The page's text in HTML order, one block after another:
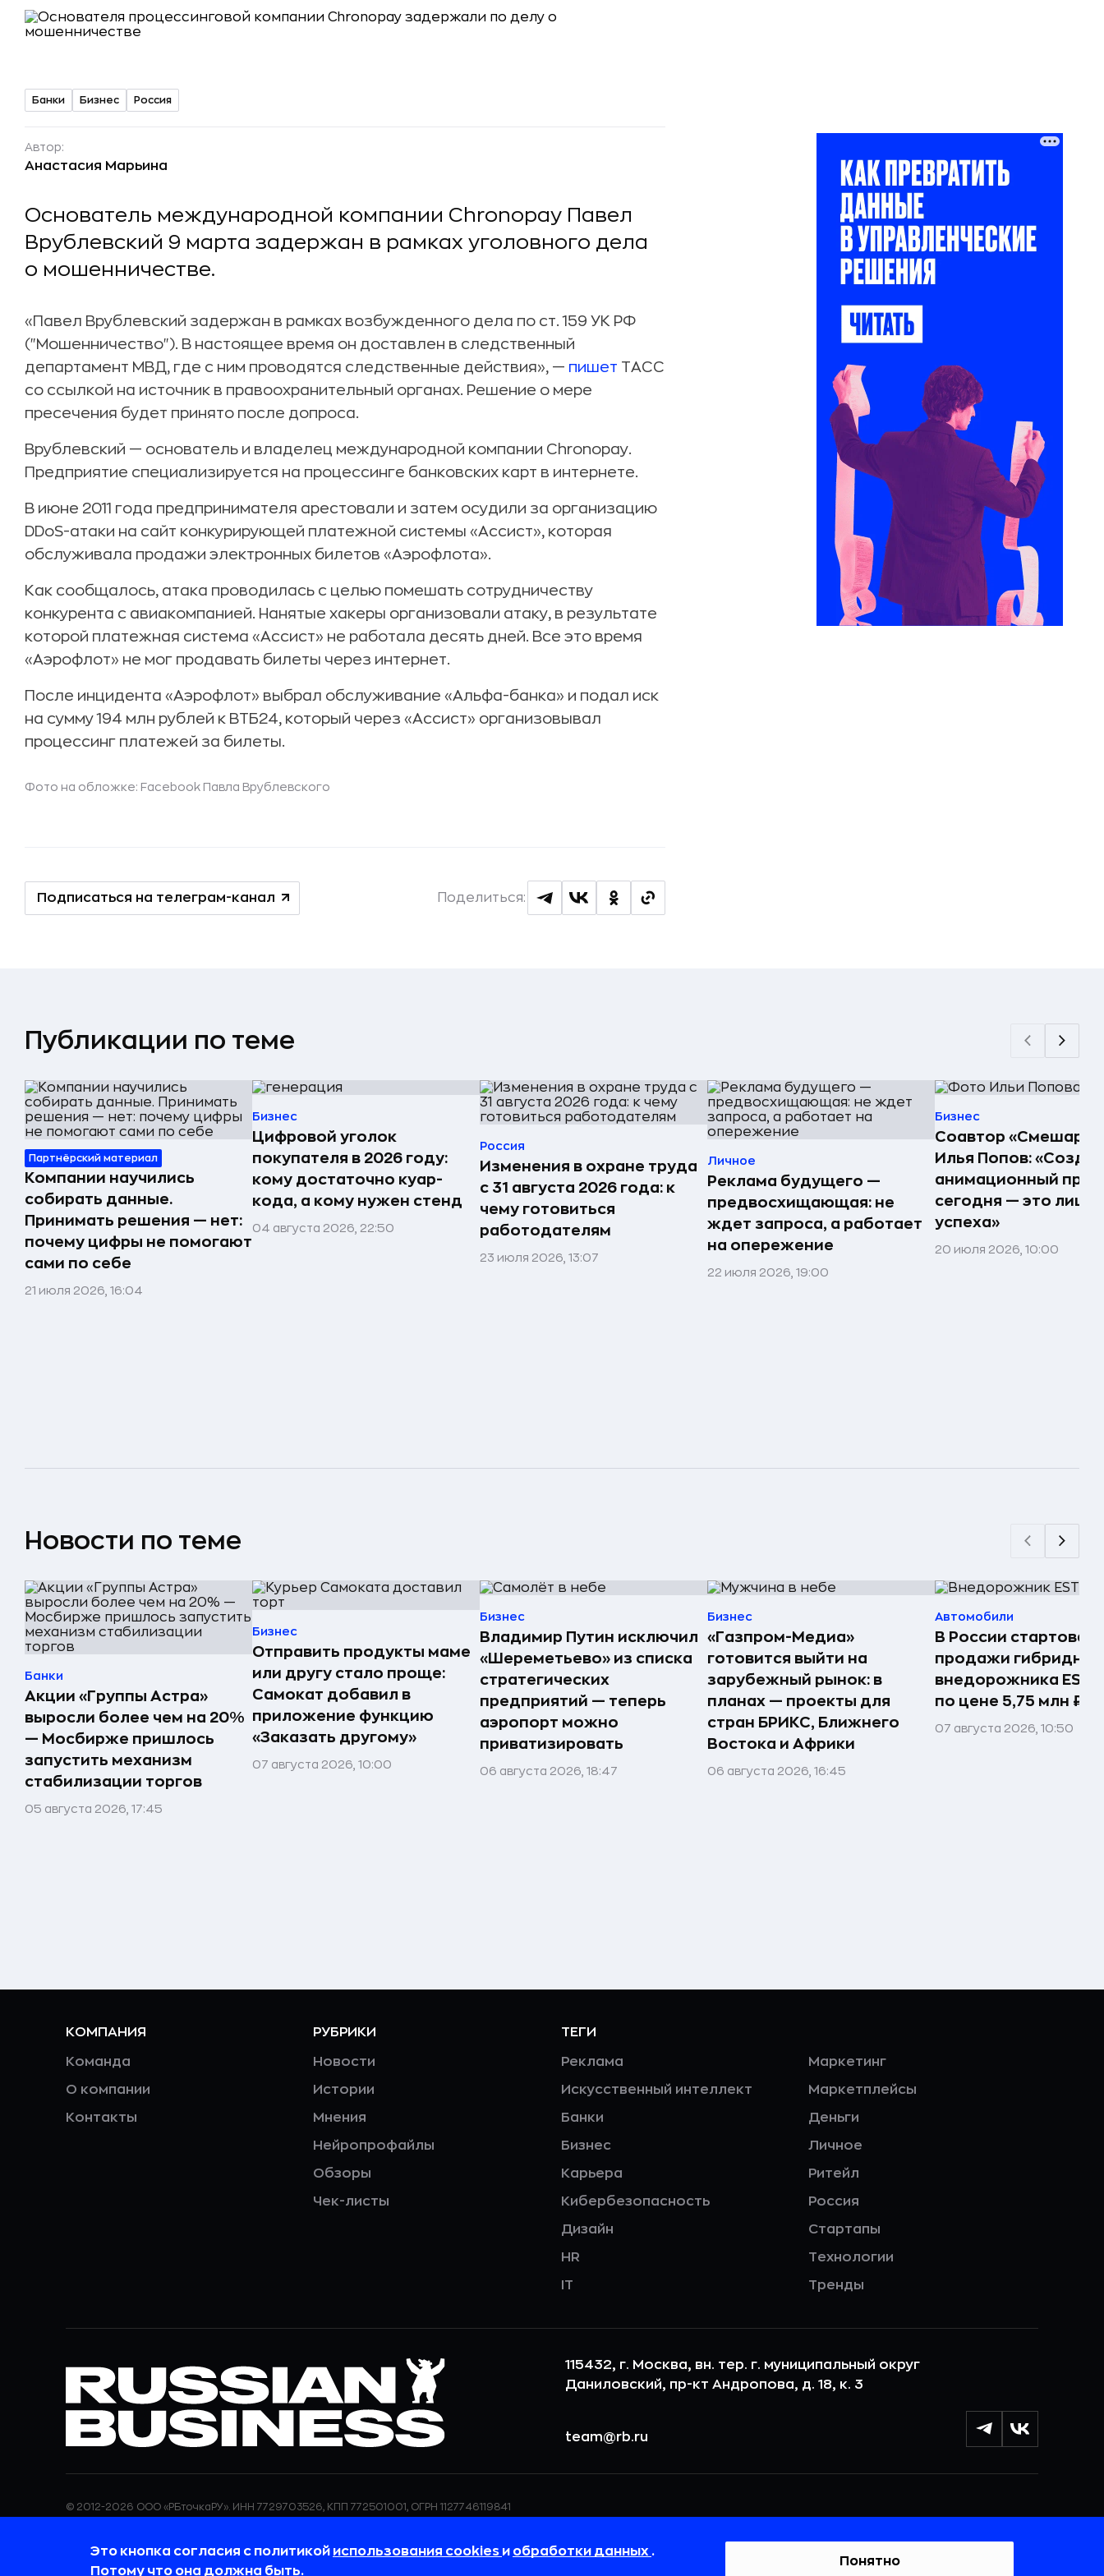
Банки Бизнес Россия
Автор:
Анастасия Марьина
Основатель международной компании Chronopay Павел
Врублевский 9 марта задержан в рамках уголовного дела
о мошенничестве.
«Павел Врублевский задержан в рамках возбужденного дела по ст. 159 УК РФ
("Мошенничество"). В настоящее время он доставлен в следственный
департамент МВД, где с ним проводятся следственные действия», — пишет ТАСС
со ссылкой на источник в правоохранительный органах. Решение о мере
пресечения будет принято после допроса.
Врублевский — основатель и владелец международной компании Chronopay.
Предприятие специализируется на процессинге банковских карт в интернете.
В июне 2011 года предпринимателя арестовали и затем осудили за организацию
DDoS-атаки на сайт конкурирующей платежной системы «Ассист», которая
обслуживала продажи электронных билетов «Аэрофлота».
Как сообщалось, атака проводилась с целью помешать сотрудничеству
конкурента с авиакомпанией. Нанятые хакеры организовали атаку, в результате
которой платежная система «Ассист» не работала десять дней. Все это время
«Аэрофлот» не мог продавать билеты через интернет.
После инцидента «Аэрофлот» выбрал обслуживание «Альфа-банка» и подал иск
на сумму 194 млн рублей к ВТБ24, который через «Ассист» организовывал
процессинг платежей за билеты.
Фото на обложке: Facebook Павла Врублевского
Подписаться на телеграм-канал Поделиться:
Публикации по теме
Партнёрский материал
Компании научились
собирать данные.
Принимать решения — нет:
почему цифры не помогают
сами по себе
21 июля 2026, 16:04
Бизнес
Цифровой уголок
покупателя в 2026 году:
кому достаточно куар-
кода, а кому нужен стенд
04 августа 2026, 22:50
Россия
Изменения в охране труда
с 31 августа 2026 года: к
чему готовиться
работодателям
23 июля 2026, 13:07
Личное
Реклама будущего —
предвосхищающая: не
ждет запроса, а работает
на опережение
22 июля 2026, 19:00
Бизнес
Соавтор
Илья Попов:
анимационный
сегодня — это лишь
успеха»
20 июля 2026, 10:00
Новости по теме
Банки
Акции «Группы Астра»
выросли более чем на 20%
— Мосбирже пришлось
запустить механизм
стабилизации торгов
05 августа 2026, 17:45
Бизнес
Отправить продукты маме
или другу стало проще:
Самокат добавил в
приложение функцию
«Заказать другому»
07 августа 2026, 10:00
Бизнес
Владимир Путин исключил
«Шереметьево» из списка
стратегических
предприятий — теперь
аэропорт можно
приватизировать
06 августа 2026, 18:47
Бизнес
«Газпром-Медиа»
готовится выйти на
зарубежный рынок: в
планах — проекты для
стран БРИКС, Ближнего
Востока и Африки
06 августа 2026, 16:45
Автомобили
В России
продажи
внедорожника
по цене 5,75 млн ₽
07 августа 2026, 10:50
КОМПАНИЯ
Команда
О компании
Контакты
РУБРИКИ
Новости
Истории
Мнения
Нейропрофайлы
Обзоры
Чек-листы
ТЕГИ
Реклама
Искусственный интеллект
Банки
Бизнес
Карьера
Кибербезопасность
Дизайн
HR
IT
Маркетинг
Маркетплейсы
Деньги
Личное
Ритейл
Россия
Стартапы
Технологии
Тренды
115432, г. Москва, вн. тер. г. муниципальный округ
Даниловский, пр-кт Андропова, д. 18, к. 3
team@rb.ru
© 2012-2026 ООО «РБточкаРУ». ИНН 7729703526, КПП 772501001, ОГРН 1127746119841
требованиях к защите персональных данных отражены в Политике в отношении
обработки персональных данных.
повышения удобства пользования веб-сайтом. Если вы не хотите, чтобы ваши
пользовательские данные обрабатывались, пожалуйста, ограничьте их использование в
Это кнопка согласия с политикой использования cookies и обработки данных .
Потому что она должна быть.
Понятно